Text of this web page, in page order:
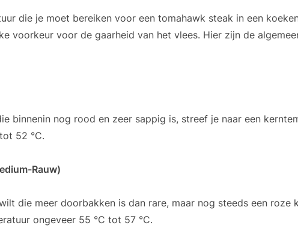
die je moet bereiken voor een tomahawk steak in een
voorkeur voor de gaarheid van het vlees. Hier zijn de
binnenin nog rood en zeer sappig is, streef je naar een
52 °C.
Rauw)
die meer doorbakken is dan rare, maar nog steeds een roze
ongeveer 55 °C tot 57 °C.